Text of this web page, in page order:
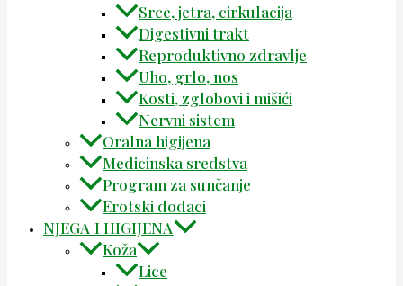
Srce, jetra, cirkulacija
Digestivni trakt
Reproduktivno zdravlje
Uho, grlo, nos
Kosti, zglobovi i mišići
Nervni sistem
Oralna higijena
Medicinska sredstva
Program za sunčanje
Erotski dodaci
NJEGA I HIGIJENA
Koža
Lice